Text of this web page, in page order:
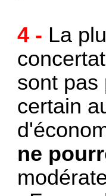
4 - La
sont pas
certain
ne